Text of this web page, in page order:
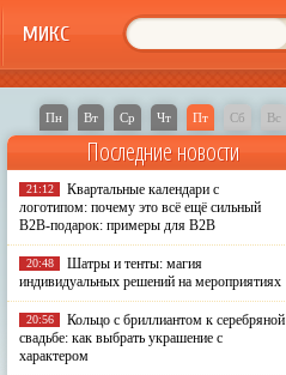
МИКС
Пн Вт Ср Чт Пт Сб Вс
Последние новости
21:12
Квартальные календари с
логотипом: почему это всё ещё сильный
B2B-подарок: примеры для B2B
20:48
Шатры и тенты: магия
индивидуальных решений на мероприятиях
20:56
Кольцо с бриллиантом к серебряной
свадьбе: как выбрать украшение с
характером